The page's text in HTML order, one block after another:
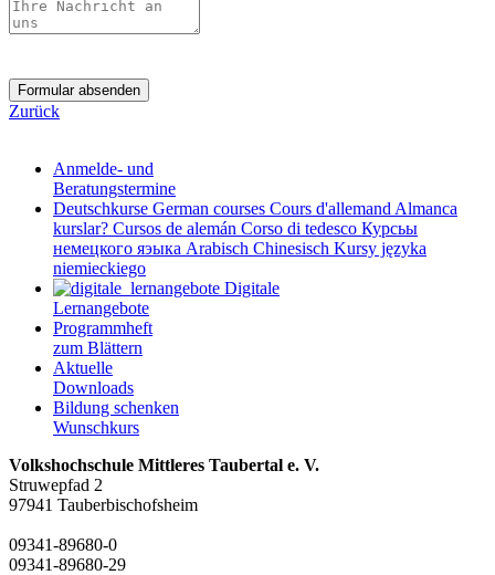
Formular absenden
Zurück
Anmelde- und
Beratungstermine
Deutschkurse German courses Cours d'allemand Almanca
kurslar? Cursos de alemán Corso di tedesco Курсьы
немецкого яэыка Arabisch Chinesisch Kursy języka
niemieckiego
Digitale
Lernangebote
Programmheft
zum Blättern
Aktuelle
Downloads
Bildung schenken
Wunschkurs
Volkshochschule Mittleres Taubertal e. V.
Struwepfad 2
97941 Tauberbischofsheim
09341-89680-0
09341-89680-29